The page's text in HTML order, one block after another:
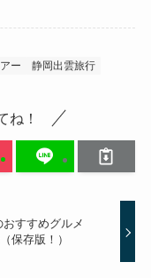
ー 静岡出雲旅行
ね！
おすすめグルメ
（保存版！）